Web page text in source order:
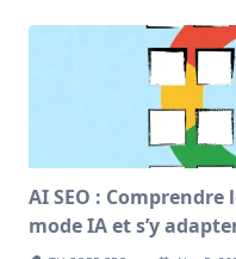
AI SEO :
mode IA et s’y